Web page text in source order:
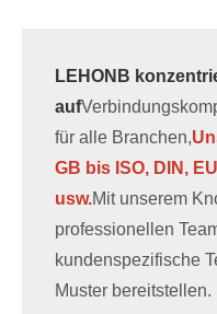
LEHONB
auf
für alle Branchen,
GB bis ISO, DIN,
usw.Mit unserem
professionellen
kundenspezifische
Muster bereitstellen.